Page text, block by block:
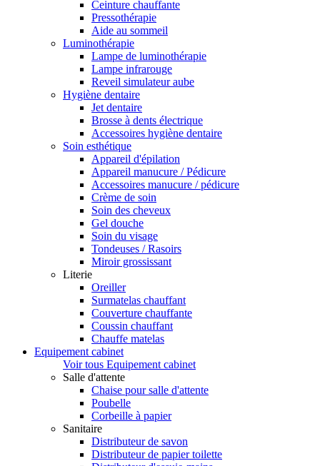
Ceinture chauffante
Pressothérapie
Aide au sommeil
Luminothérapie
Lampe de luminothérapie
Lampe infrarouge
Reveil simulateur aube
Hygiène dentaire
Jet dentaire
Brosse à dents électrique
Accessoires hygiène dentaire
Soin esthétique
Appareil d'épilation
Appareil manucure / Pédicure
Accessoires manucure / pédicure
Crème de soin
Soin des cheveux
Gel douche
Soin du visage
Tondeuses / Rasoirs
Miroir grossissant
Literie
Oreiller
Surmatelas chauffant
Couverture chauffante
Coussin chauffant
Chauffe matelas
Equipement cabinet
Voir tous Equipement cabinet
Salle d'attente
Chaise pour salle d'attente
Poubelle
Corbeille à papier
Sanitaire
Distributeur de savon
Distributeur de papier toilette